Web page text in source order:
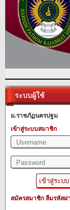
ระบบผู้ใช้
ม.ราชภัฏนครปฐม
เข้าสู่ระบบสมาชิก
สมัครสมาชิก ลืมรหัสผ่